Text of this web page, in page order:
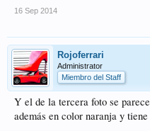
16 Sep 2014
Rojoferrari
Administrator
Miembro del Staff
Y el de la tercera foto se
además en color naranja y